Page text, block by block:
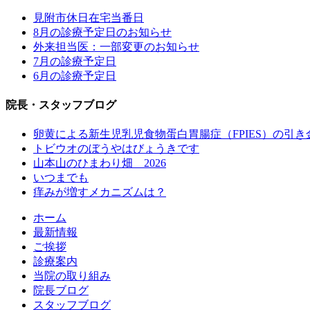
見附市休日在宅当番日
8月の診療予定日のお知らせ
外来担当医：一部変更のお知らせ
7月の診療予定日
6月の診療予定日
院長・スタッフブログ
卵黄による新生児乳児食物蛋白胃腸症（FPIES）の引き
トビウオのぼうやはびょうきです
山本山のひまわり畑 2026
いつまでも
痒みが増すメカニズムは？
ホーム
最新情報
ご挨拶
診療案内
当院の取り組み
院長ブログ
スタッフブログ